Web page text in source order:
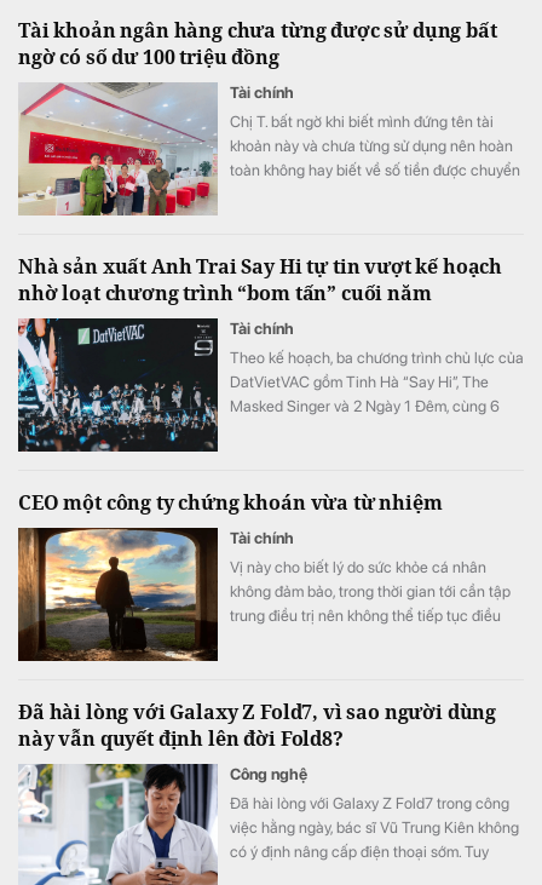
Tài khoản ngân hàng chưa từng được sử dụng bất
ngờ có số dư 100 triệu đồng
Tài chính
Chị T. bất ngờ khi biết mình đứng tên tài
khoản này và chưa từng sử dụng nên hoàn
toàn không hay biết về số tiền được chuyển
Nhà sản xuất Anh Trai Say Hi tự tin vượt kế hoạch
nhờ loạt chương trình “bom tấn” cuối năm
Tài chính
Theo kế hoạch, ba chương trình chủ lực của
DatVietVAC gồm Tinh Hà “Say Hi”, The
Masked Singer và 2 Ngày 1 Đêm, cùng 6
CEO một công ty chứng khoán vừa từ nhiệm
Tài chính
Vị này cho biết lý do sức khỏe cá nhân
không đảm bảo, trong thời gian tới cần tập
trung điều trị nên không thể tiếp tục điều
Đã hài lòng với Galaxy Z Fold7, vì sao người dùng
này vẫn quyết định lên đời Fold8?
Công nghệ
Đã hài lòng với Galaxy Z Fold7 trong công
việc hằng ngày, bác sĩ Vũ Trung Kiên không
có ý định nâng cấp điện thoại sớm. Tuy